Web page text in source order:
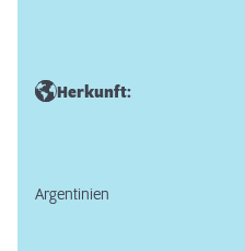
Herkunft:
Argentinien